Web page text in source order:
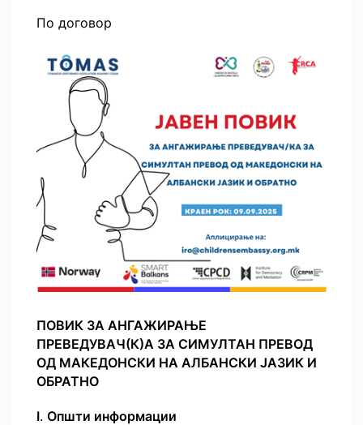
По договор
ПОВИК ЗА АНГАЖИРАЊЕ
ПРЕВЕДУВАЧ(К)А ЗА СИМУЛТАН ПРЕВОД
ОД МАКЕДОНСКИ НА АЛБАНСКИ ЈАЗИК И
ОБРАТНО
I. Општи информации